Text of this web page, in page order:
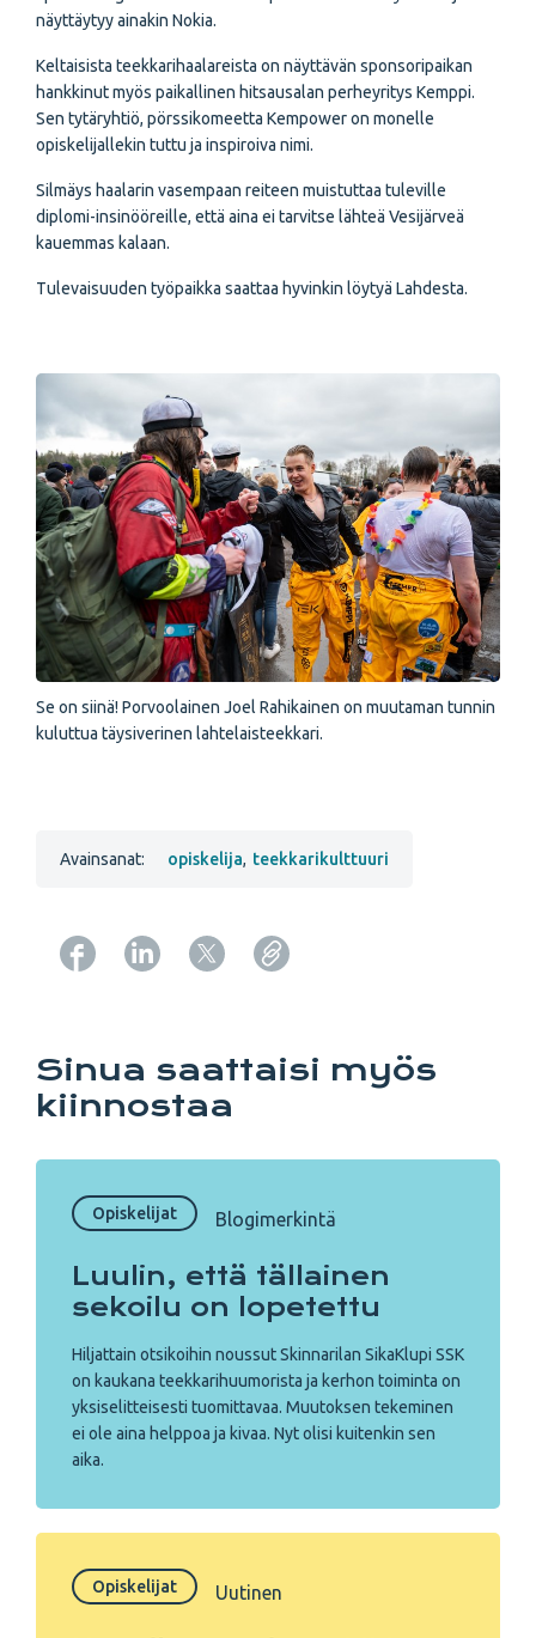
näyttäytyy ainakin Nokia.
Keltaisista teekkarihaalareista on näyttävän sponsoripaikan
hankkinut myös paikallinen hitsausalan perheyritys Kemppi.
Sen tytäryhtiö, pörssikomeetta Kempower on monelle
opiskelijallekin tuttu ja inspiroiva nimi.
Silmäys haalarin vasempaan reiteen muistuttaa tuleville
diplomi-insinööreille, että aina ei tarvitse lähteä Vesijärveä
kauemmas kalaan.
Tulevaisuuden työpaikka saattaa hyvinkin löytyä Lahdesta.
Se on siinä! Porvoolainen Joel Rahikainen on muutaman tunnin
kuluttua täysiverinen lahtelaisteekkari.
Avainsanat: opiskelija, teekkarikulttuuri
Sinua saattaisi myös
kiinnostaa
Opiskelijat Blogimerkintä
Luulin, että tällainen
sekoilu on lopetettu
Hiljattain otsikoihin noussut Skinnarilan SikaKlupi SSK
on kaukana teekkarihuumorista ja kerhon toiminta on
yksiselitteisesti tuomittavaa. Muutoksen tekeminen
ei ole aina helppoa ja kivaa. Nyt olisi kuitenkin sen
aika.
Opiskelijat Uutinen